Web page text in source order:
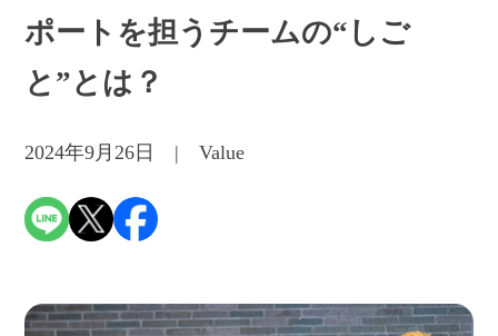
ポートを担うチームの“しご
と”とは？
2024年9月26日 | Value